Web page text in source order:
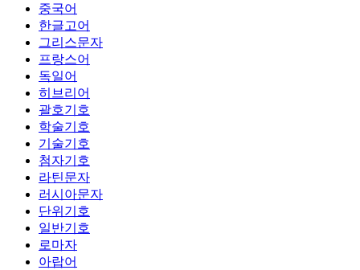
중국어
한글고어
그리스문자
프랑스어
독일어
히브리어
괄호기호
학술기호
기술기호
첨자기호
라틴문자
러시아문자
단위기호
일반기호
로마자
아랍어